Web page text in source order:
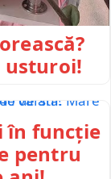
usturoi!
în funcție
pentru